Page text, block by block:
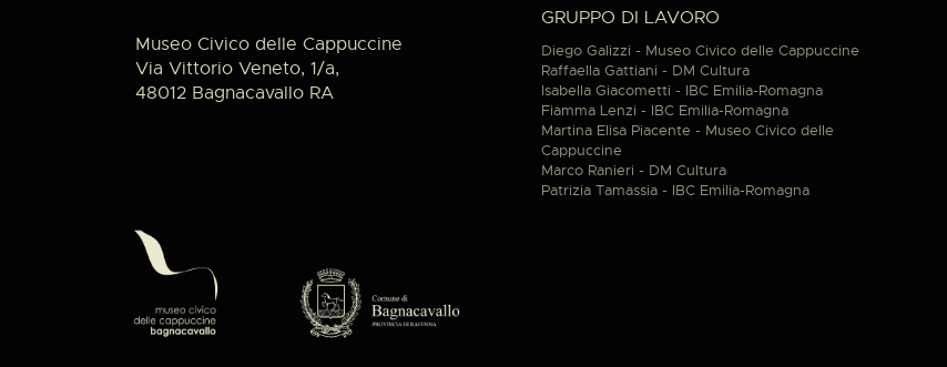
Museo Civico delle Cappuccine
Via Vittorio Veneto, 1/a,
48012 Bagnacavallo RA
GRUPPO DI LAVORO
Diego Galizzi - Museo Civico delle Cappuccine
Raffaella Gattiani - DM Cultura
Isabella Giacometti - IBC Emilia-Romagna
Fiamma Lenzi - IBC Emilia-Romagna
Martina Elisa Piacente - Museo Civico delle
Cappuccine
Marco Ranieri - DM Cultura
Patrizia Tamassia - IBC Emilia-Romagna